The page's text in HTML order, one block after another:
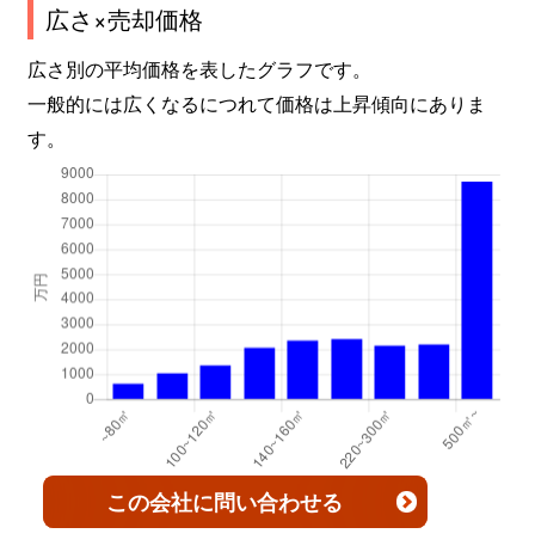
広さ×売却価格
広さ別の平均価格を表したグラフです。
一般的には広くなるにつれて価格は上昇傾向にありま
す。
この会社に問い合わせる